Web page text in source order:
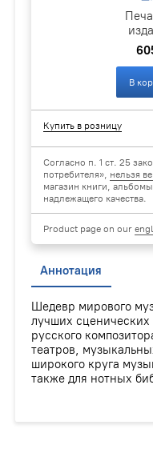
В
Купить в розницу
Согласно п. 1 ст. 25
потребителя», нельзя
магазин книги,
надлежащего качества.
Product page on our
Аннотация
Шедевр мирового
лучших сценических
русского
театров,
широкого круга
также для нотных